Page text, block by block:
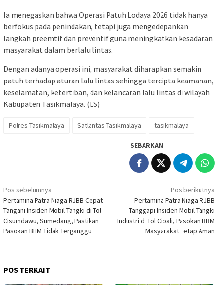
Ia menegaskan bahwa Operasi Patuh Lodaya 2026 tidak hanya
berfokus pada penindakan, tetapi juga mengedepankan
langkah preemtif dan preventif guna meningkatkan kesadaran
masyarakat dalam berlalu lintas.
Dengan adanya operasi ini, masyarakat diharapkan semakin
patuh terhadap aturan lalu lintas sehingga tercipta keamanan,
keselamatan, ketertiban, dan kelancaran lalu lintas di wilayah
Kabupaten Tasikmalaya. (LS)
Polres Tasikmalaya Satlantas Tasikmalaya tasikmalaya
SEBARKAN
Navigasi
pos
Pos sebelumnya
Pertamina Patra Niaga RJBB Cepat
Tangani Insiden Mobil Tangki di Tol
Cisumdawu, Sumedang, Pastikan
Pasokan BBM Tidak Terganggu
Pos berikutnya
Pertamina Patra Niaga RJBB
Tanggapi Insiden Mobil Tangki
Industri di Tol Cipali, Pasokan BBM
Masyarakat Tetap Aman
POS TERKAIT